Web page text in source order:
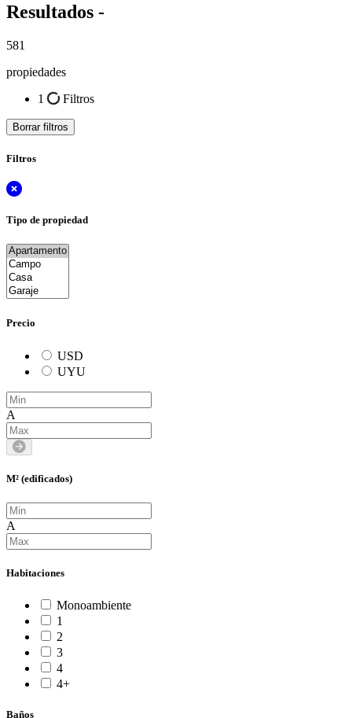
Resultados -
581
propiedades
1
Filtros
Borrar filtros
Filtros
Tipo de propiedad
Precio
USD
UYU
A
M² (edificados)
A
Habitaciones
Monoambiente
1
2
3
4
4+
Baños